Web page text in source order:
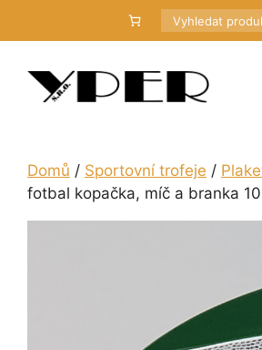
Hledat
Domů / Sportovní trofeje /
fotbal kopačka, míč a branka